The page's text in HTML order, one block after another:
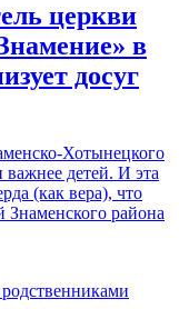
церкви
в
досуг
Хотынецкого
детей. И эта
(как вера), что
Знаменского района